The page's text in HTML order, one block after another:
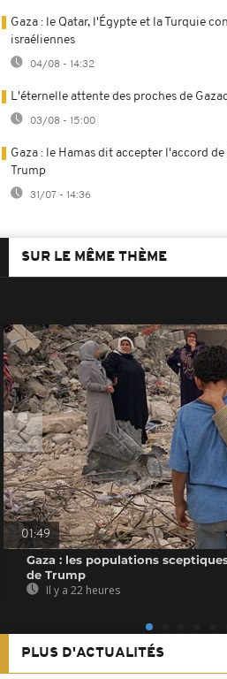
Gaza : le Qatar, l'Égypte et la Turquie
israéliennes
04/08 - 14:32
L'éternelle attente des proches de
03/08 - 15:00
Gaza : le Hamas dit accepter l'accord
Trump
31/07 - 14:36
SUR LE MÊME THÈME
01:49
Gaza : les populations
de Trump
Il y a 22 heures
PLUS D'ACTUALITÉS